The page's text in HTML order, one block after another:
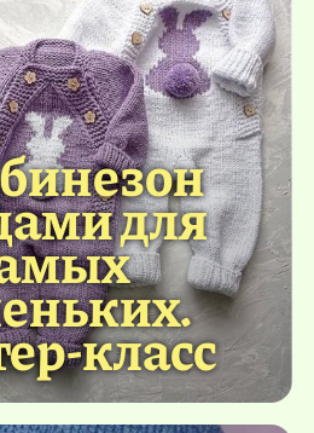
для
класс